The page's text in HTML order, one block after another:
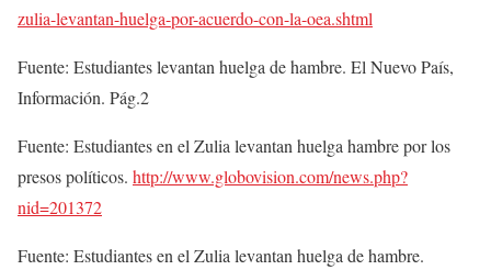
zulia-levantan-huelga-por-acuerdo-con-la-oea.shtml
Fuente: Estudiantes levantan huelga de hambre. El Nuevo País,
Información. Pág.2
Fuente: Estudiantes en el Zulia levantan huelga hambre por los
presos políticos. http://www.globovision.com/news.php?
nid=201372
Fuente: Estudiantes en el Zulia levantan huelga de hambre.